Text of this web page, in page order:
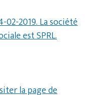
2019. La société
est SPRL.
la page de